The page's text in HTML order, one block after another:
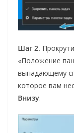
Шаг 2.
«Положение
выпадающему
которое вам
Внизу.